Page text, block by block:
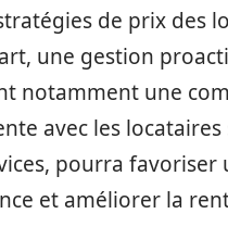
de prix des
une gestion
notamment une
avec les
pourra favoriser
et améliorer la